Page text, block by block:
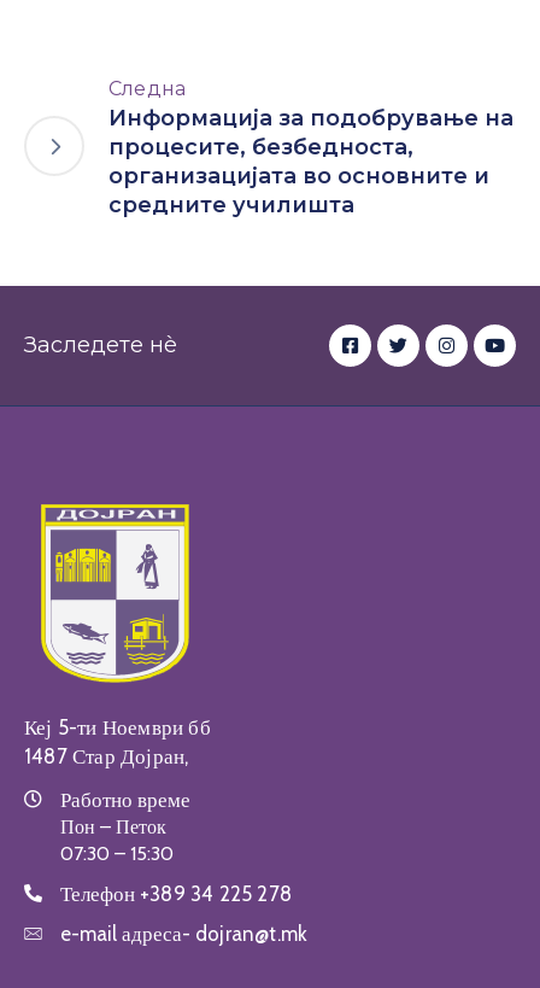
Следна
Информација за подобрување на
процесите, безбедноста,
организацијата во основните и
средните училишта
Заследете нè
Кеј 5-ти Ноември бб
1487 Стар Дојран,
Работно време
Пон – Петок
07:30 – 15:30
Телефон +389 34 225 278
e-mail адреса- dojran@t.mk